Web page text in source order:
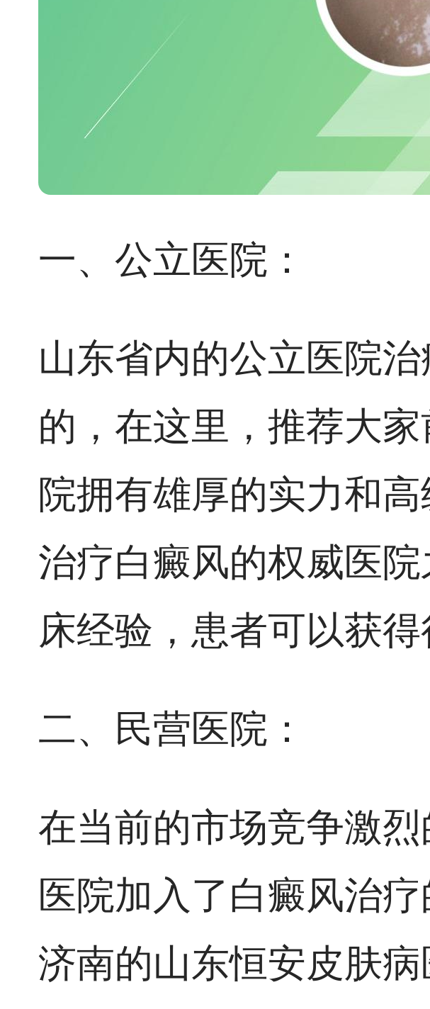
一、公立医院：
山东省内的公立医院
的，在这里，推荐大
院拥有雄厚的实力和
治疗白癜风的权威医
床经验，患者可以获得
二、民营医院：
在当前的市场竞争激
医院加入了白癜风治
济南的山东恒安皮肤